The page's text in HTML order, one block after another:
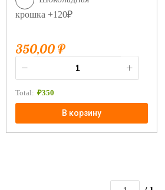
крошка +120₽
350,00₽
Total: ₽350
В корзину